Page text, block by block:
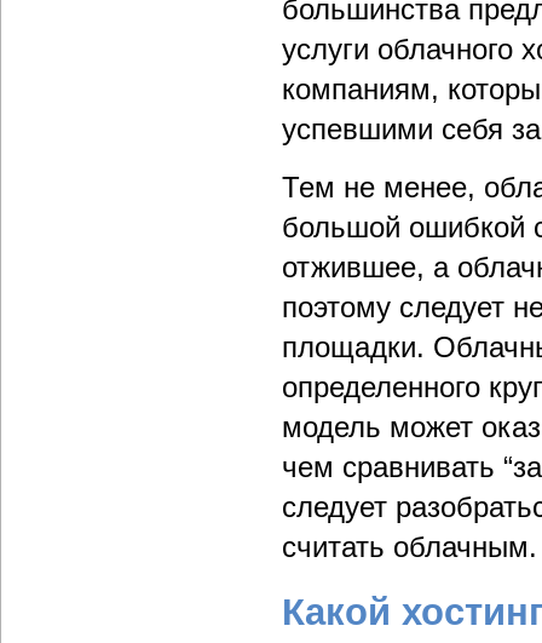
большинства
услуги облачного
компаниям,
успевшими себя
Тем не менее,
большой ошибкой
отжившее, а
поэтому следует
площадки.
определенного
модель может
чем сравнивать
следует
считать облачным.
Какой